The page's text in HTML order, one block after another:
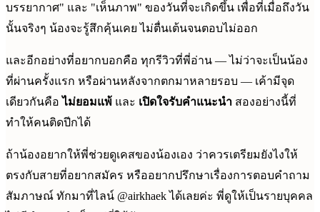
บรรยากาศ" และ "เห็นภาพ" ของวันที่จะเกิดขึ้น เพื่อที่เมื่อถึงวัน
นั้นจริงๆ น้องจะรู้สึกคุ้นเคย ไม่ตื่นเต้นจนตอบไม่ออก
และอีกอย่างที่อยากบอกคือ ทุกรีวิวที่พี่อ่าน — ไม่ว่าจะเป็นน้อง
ที่ผ่านครั้งแรก หรือผ่านหลังจากตกมาหลายรอบ — เค้ามีจุด
เดียวกันคือไม่ยอมแพ้ และ เปิดใจรับคำแนะนำ สองอย่างนี้ที่
ทำให้คนติดปีกได้
ถ้าน้องอยากให้พี่ช่วยดูเคสของน้องเอง ว่าควรเตรียมยังไงให้
ตรงกับสายที่อยากสมัคร หรืออยากปรึกษาเรื่องการตอบคำถาม
สัมภาษณ์ ทักมาที่ไลน์ @airkhaek ได้เลยค่ะ พี่ดูให้เป็นรายบุคคล